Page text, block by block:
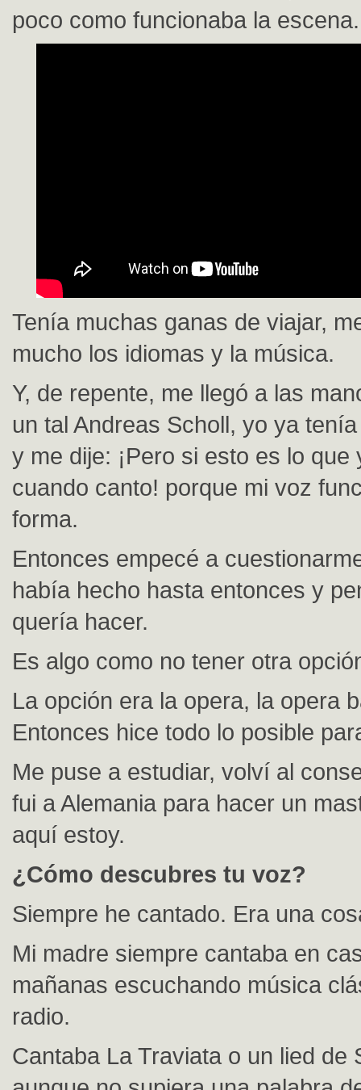
poco como funcionaba la escena.
Tenía muchas ganas de viajar,
mucho los idiomas y la música.
Y, de repente, me llegó a las
un tal Andreas Scholl, yo ya
y me dije: ¡Pero si esto es lo que
cuando canto! porque mi voz
forma.
Entonces empecé a
había hecho hasta entonces y
quería hacer.
Es algo como no tener otra
La opción era la opera, la opera
Entonces hice todo lo posible
Me puse a estudiar, volví al
fui a Alemania para hacer un
aquí estoy.
¿Cómo descubres tu voz?
Siempre he cantado. Era una
Mi madre siempre cantaba en
mañanas escuchando música
radio.
Cantaba La Traviata o un lied de